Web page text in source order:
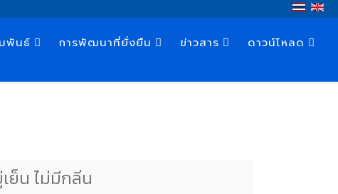
พันธ์ การพัฒนาที่ยั่งยืน ข่าวสาร ดาวน์โหลด
ย็น ไม่มีกลิ่น